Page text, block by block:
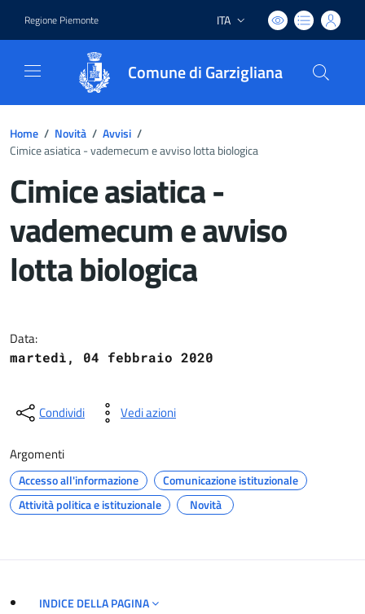
Regione Piemonte Lingua attiva:
ITA
Comune di Garzigliana
Home / Novità / Avvisi /
Cimice asiatica - vademecum e avviso lotta biologica
Cimice asiatica -
vademecum e avviso
lotta biologica
Data:
martedì, 04 febbraio 2020
Condividi Vedi azioni
Argomenti
Accesso all'informazione
Comunicazione istituzionale
Attività politica e istituzionale
Novità
INDICE DELLA PAGINA